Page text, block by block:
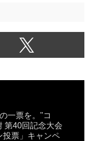
一票を。"コ
第40回記念大会
投票」キャンペ